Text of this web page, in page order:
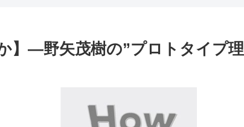
】—野矢茂樹の”プロトタイプ理